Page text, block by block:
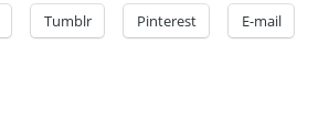
Tumblr Pinterest E-mail